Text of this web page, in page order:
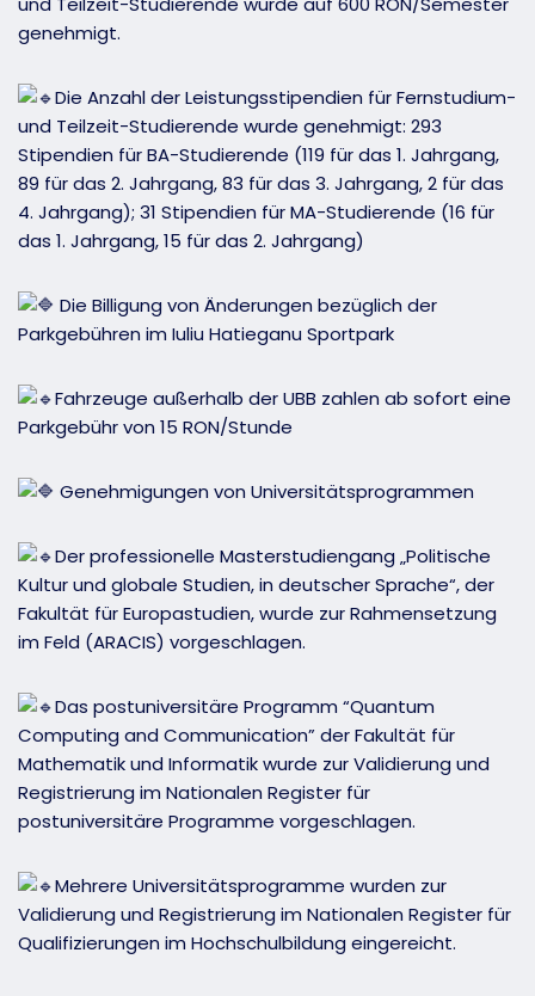
genehmigt.
Die Anzahl der Leistungsstipendien für Fernstudium-
und Teilzeit-Studierende wurde genehmigt: 293
Stipendien für BA-Studierende (119 für das 1. Jahrgang,
89 für das 2. Jahrgang, 83 für das 3. Jahrgang, 2 für das
4. Jahrgang); 31 Stipendien für MA-Studierende (16 für
das 1. Jahrgang, 15 für das 2. Jahrgang)
Die Billigung von Änderungen bezüglich der
Parkgebühren im Iuliu Hatieganu Sportpark
Fahrzeuge außerhalb der UBB zahlen ab sofort eine
Parkgebühr von 15 RON/Stunde
Genehmigungen von Universitätsprogrammen
Der professionelle Masterstudiengang „Politische
Kultur und globale Studien, in deutscher Sprache“, der
Fakultät für Europastudien, wurde zur Rahmensetzung
im Feld (ARACIS) vorgeschlagen.
Das postuniversitäre Programm “Quantum
Computing and Communication” der Fakultät für
Mathematik und Informatik wurde zur Validierung und
Registrierung im Nationalen Register für
postuniversitäre Programme vorgeschlagen.
Mehrere Universitätsprogramme wurden zur
Validierung und Registrierung im Nationalen Register für
Qualifizierungen im Hochschulbildung eingereicht.